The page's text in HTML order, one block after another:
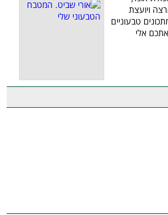
ויועצת
טבעוניים
אלי